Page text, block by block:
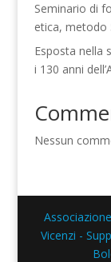
Seminario di
etica, metodo
Esposta nella
i 130 anni
Nessun
Vicenzi -